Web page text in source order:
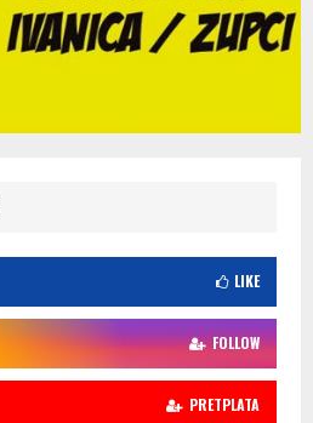
LIKE
FOLLOW
PRETPLATA